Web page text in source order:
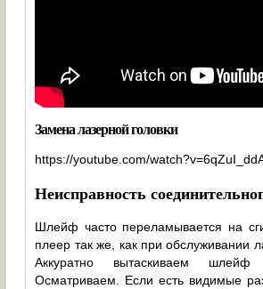
Замена лазерной головки
https://youtube.com/
Неисправность
Шлейф часто переламывается на
плеер так же, как при обслуживании
Аккуратно вытаскиваем
Осматриваем. Если есть видимые